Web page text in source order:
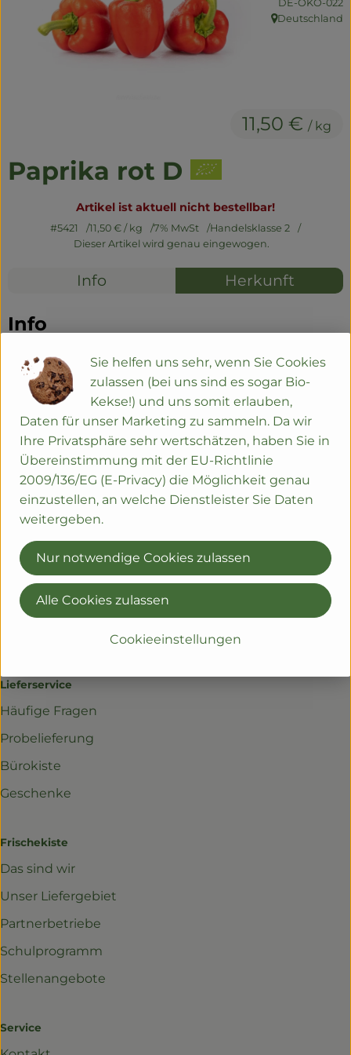
Naturwaren
Getränke
Über uns
Service
Paprika rot D
11,50 € / kg
DE-ÖKO-022
, Herkunft:
Deutschland
Artikel ist aktuell nicht bestellbar!
#5421 11,50 € / kg 7% MwSt
Handelsklasse 2
Dieser Artikel wird genau eingewogen.
Info Herkunft
Info
Produktinformationen
Herkunft
Deutschland
Sie haben eine Frage? Wir helfen gerne:
Ziegelhofstr. 202
79110 Freiburg
kontakt@regionalwert-frischekiste.de
Lieferservice
Häufige Fragen
Probelieferung
Bürokiste
Geschenke
Frischekiste
Das sind wir
Unser Liefergebiet
Partnerbetriebe
Schulprogramm
Stellenangebote
Service
Sie helfen uns sehr, wenn Sie Cookies
zulassen (bei uns sind es sogar Bio-
Kekse!) und uns somit erlauben,
Daten für unser Marketing zu sammeln. Da wir
Ihre Privatsphäre sehr wertschätzen, haben Sie in
Übereinstimmung mit der EU-Richtlinie
2009/136/EG (E-Privacy) die Möglichkeit genau
einzustellen, an welche Dienstleister Sie Daten
weitergeben.
Cookieeinstellungen
Nur notwendige Cookies zulassen
Alle Cookies zulassen